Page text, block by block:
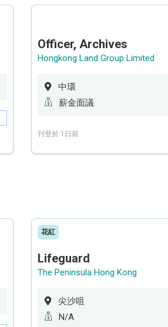
Officer, Archives
Hongkong Land Group Limited
中環
薪金面議
刊登於 1日前
花紅
Lifeguard
The Peninsula Hong Kong
尖沙咀
N/A